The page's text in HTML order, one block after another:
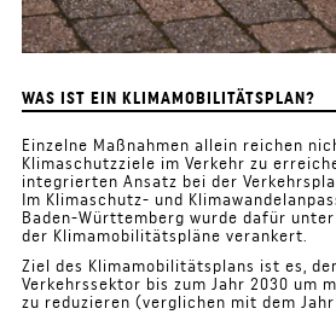
WAS IST EIN KLIMAMOBILITÄTSPLAN?
Einzelne Maßnahmen allein reichen
Klimaschutzziele im Verkehr zu
integrierten Ansatz bei der
Im Klimaschutz- und
Baden-Württemberg wurde dafür
der Klimamobilitätspläne verankert.
Ziel des Klimamobilitätsplans ist es,
Verkehrssektor bis zum Jahr 2030 um
zu reduzieren (verglichen mit dem Jahr